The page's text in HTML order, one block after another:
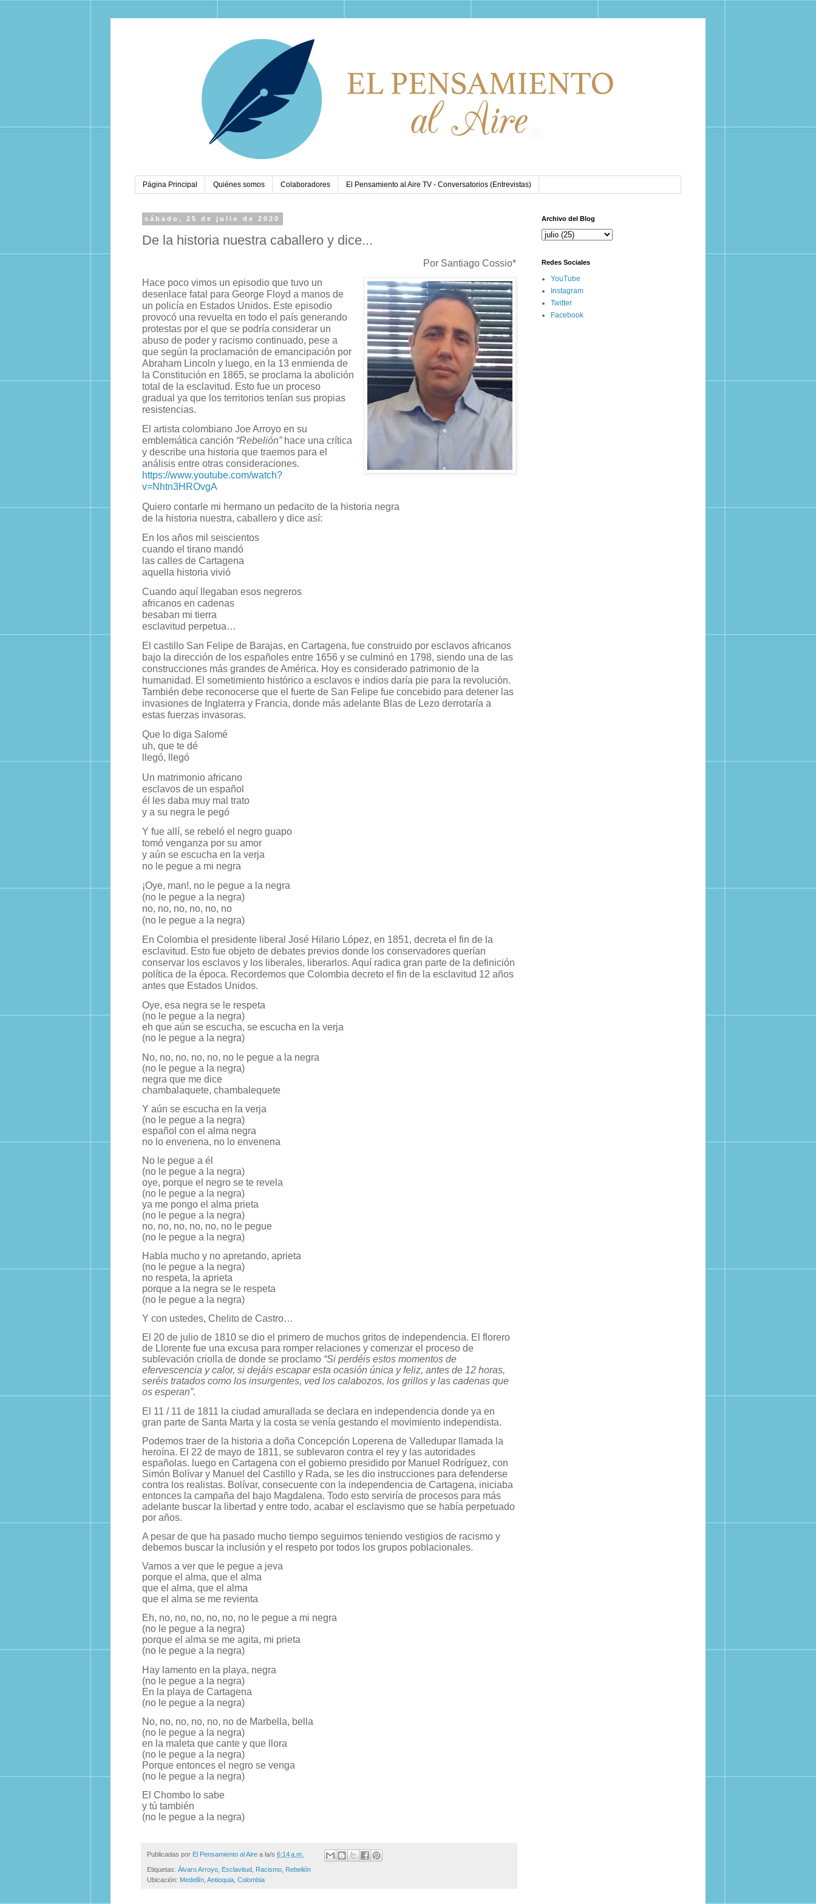
Página Principal Quiénes somos Colaboradores El Pensamiento al Aire TV - Conversatorios (Entrevistas)
sábado, 25 de julio de 2020
De la historia nuestra caballero y dice...
Por Santiago Cossio*
Hace poco vimos un episodio que tuvo un
desenlace fatal para George Floyd a manos de
un policía en Estados Unidos. Este episodio
provocó una revuelta en todo el país generando
protestas por el que se podría considerar un
abuso de poder y racismo continuado, pese a
que según la proclamación de emancipación por
Abraham Lincoln y luego, en la 13 enmienda de
la Constitución en 1865, se proclama la abolición
total de la esclavitud. Esto fue un proceso
gradual ya que los territorios tenían sus propias
resistencias.
El artista colombiano Joe Arroyo en su
emblemática canción “Rebelión”hace una crítica
y describe una historia que traemos para el
análisis entre otras consideraciones.
https://www.youtube.com/watch?
v=Nhtn3HROvgA
Quiero contarle mi hermano un pedacito de la historia negra
de la historia nuestra, caballero y dice así:
En los años mil seiscientos
cuando el tirano mandó
las calles de Cartagena
aquella historia vivió
Cuando aquí llegaban esos negreros
africanos en cadenas
besaban mi tierra
esclavitud perpetua…
El castillo San Felipe de Barajas, en Cartagena, fue construido por esclavos africanos
bajo la dirección de los españoles entre 1656 y se culminó en 1798, siendo una de las
construcciones más grandes de América. Hoy es considerado patrimonio de la
humanidad. El sometimiento histórico a esclavos e indios daría pie para la revolución.
También debe reconocerse que el fuerte de San Felipe fue concebido para detener las
invasiones de Inglaterra y Francia, donde más adelante Blas de Lezo derrotaría a
estas fuerzas invasoras.
Que lo diga Salomé
uh, que te dé
llegó, llegó
Un matrimonio africano
esclavos de un español
él les daba muy mal trato
y a su negra le pegó
Y fue allí, se rebeló el negro guapo
tomó venganza por su amor
y aún se escucha en la verja
no le pegue a mi negra
¡Oye, man!, no le pegue a la negra
(no le pegue a la negra)
no, no, no, no, no, no
(no le pegue a la negra)
En Colombia el presidente liberal José Hilario López, en 1851, decreta el fin de la
esclavitud. Esto fue objeto de debates previos donde los conservadores querían
conservar los esclavos y los liberales, liberarlos. Aquí radica gran parte de la definición
política de la época. Recordemos que Colombia decreto el fin de la esclavitud 12 años
antes que Estados Unidos.
Oye, esa negra se le respeta
(no le pegue a la negra)
eh que aún se escucha, se escucha en la verja
(no le pegue a la negra)
No, no, no, no, no, no le pegue a la negra
(no le pegue a la negra)
negra que me dice
chambalaquete, chambalequete
Y aún se escucha en la verja
(no le pegue a la negra)
español con el alma negra
no lo envenena, no lo envenena
No le pegue a él
(no le pegue a la negra)
oye, porque el negro se te revela
(no le pegue a la negra)
ya me pongo el alma prieta
(no le pegue a la negra)
no, no, no, no, no, no le pegue
(no le pegue a la negra)
Habla mucho y no apretando, aprieta
(no le pegue a la negra)
no respeta, la aprieta
porque a la negra se le respeta
(no le pegue a la negra)
Y con ustedes, Chelito de Castro…
El 20 de julio de 1810 se dio el primero de muchos gritos de independencia. El florero
de Llorente fue una excusa para romper relaciones y comenzar el proceso de
sublevación criolla de donde se proclamo “Si perdéis estos momentos de
efervescencia y calor, si dejáis escapar esta ocasión única y feliz, antes de 12 horas,
seréis tratados como los insurgentes, ved los calabozos, los grillos y las cadenas que
os esperan”.
El 11 / 11 de 1811 la ciudad amurallada se declara en independencia donde ya en
gran parte de Santa Marta y la costa se venía gestando el movimiento independista.
Podemos traer de la historia a doña Concepción Loperena de Valledupar llamada la
heroína. El 22 de mayo de 1811, se sublevaron contra el rey y las autoridades
españolas. luego en Cartagena con el gobierno presidido por Manuel Rodríguez, con
Simón Bolívar y Manuel del Castillo y Rada, se les dio instrucciones para defenderse
contra los realistas. Bolívar, consecuente con la independencia de Cartagena, iniciaba
entonces la campaña del bajo Magdalena. Todo esto serviría de procesos para más
adelante buscar la libertad y entre todo, acabar el esclavismo que se había perpetuado
por años.
A pesar de que ha pasado mucho tiempo seguimos teniendo vestigios de racismo y
debemos buscar la inclusión y el respeto por todos los grupos poblacionales.
Vamos a ver que le pegue a jeva
porque el alma, que el alma
que el alma, que el alma
que el alma se me revienta
Eh, no, no, no, no, no, no le pegue a mi negra
(no le pegue a la negra)
porque el alma se me agita, mi prieta
(no le pegue a la negra)
Hay lamento en la playa, negra
(no le pegue a la negra)
En la playa de Cartagena
(no le pegue a la negra)
No, no, no, no, no, no de Marbella, bella
(no le pegue a la negra)
en la maleta que cante y que llora
(no le pegue a la negra)
Porque entonces el negro se venga
(no le pegue a la negra)
El Chombo lo sabe
y tú también
(no le pegue a la negra)
Publicadas por El Pensamiento al Aire a la/s 6:14 a.m.
Etiquetas: Álvaro Arroyo Esclavitud Racismo Rebelión
Ubicación: Medellín, Antioquia, Colombia
Archivo del Blog
Redes Sociales
YouTube
Instagram
Twitter
Facebook